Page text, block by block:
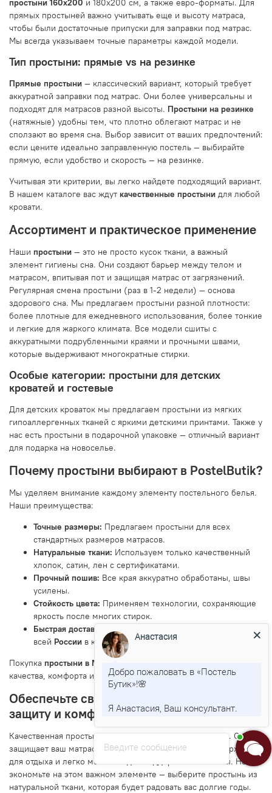
простыни 160x200 и 180x200 см, а также евро-форматы. Для
прямых простыней важно учитывать еще и высоту матраса,
чтобы были достаточные припуски для заправки под матрас.
Мы всегда указываем точные параметры каждой модели.
Тип простыни: прямые vs на резинке
Прямые простыни — классический вариант, который требует
аккуратной заправки под матрас. Они более универсальны и
подходят для матрасов разной высоты. Простыни на резинке
(натяжные) удобны тем, что плотно облегают матрас и не
сползают во время сна. Выбор зависит от ваших предпочтений:
если цените идеально заправленную постель — выбирайте
прямую, если удобство и скорость — на резинке.
Учитывая эти критерии, вы легко найдете подходящий вариант.
В нашем каталоге вас ждут качественные простыни для любой
кровати.
Ассортимент и практическое применение
Наши простыни — это не просто кусок ткани, а важный
элемент гигиены сна. Они создают барьер между телом и
матрасом, впитывая пот и защищая матрас от загрязнений.
Регулярная смена простыни (раз в 1-2 недели) — основа
здорового сна. Мы предлагаем простыни разной плотности:
более плотные для ежедневного использования, более тонкие
и легкие для жаркого климата. Все модели сшиты с
аккуратными подрубленными краями и прочными швами,
которые выдерживают многократные стирки.
Особые категории: простыни для детских
кроватей и гостевые
Для детских кроваток мы предлагаем простыни из мягких
гипоаллергенных тканей с яркими детскими принтами. Также у
нас есть простыни в подарочной упаковке — отличный вариант
для подарка на новоселье.
Почему простыни выбирают в PostelButik?
Мы уделяем внимание каждому элементу постельного белья.
Наши преимущества:
Точные размеры: Предлагаем простыни для всех
стандартных размеров матрасов.
Натуральные ткани: Используем только качественный
хлопок, сатин, лен с сертификатами.
Прочный пошив: Все края аккуратно обработаны, швы
усилены.
Стойкость цвета: Применяем технологии, сохраняющие
яркость после многих стирок.
Быстрая доставка:
Отправляем заказы
всей России в кратчайшие сроки.
Покупка простыни в Москве
качества, комфорта и гигиены для вашего сна.
Обеспечьте своему матрасу надежную
защиту и комфорт
Качественная простынь — это основа гигиеничного сна. Она
защищает ваш матрас, обеспечивает комфортную поверхность
для отдыха и легко меняется для поддержания чистоты. Не
экономьте на этом важном элементе — выберите простынь из
натуральной ткани, которая будет радовать вас долгие годы.
Введите сообщение
Анастасия
Добро пожаловать в «Постель
Бутик»!🌸
Я Анастасия, Ваш консультант.